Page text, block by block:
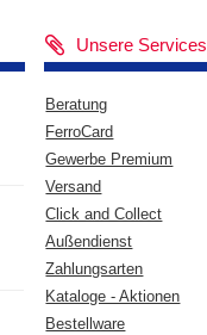
Unsere Services
Beratung
FerroCard
Gewerbe Premium
Versand
Click and Collect
Außendienst
Zahlungsarten
Kataloge - Aktionen
Bestellware